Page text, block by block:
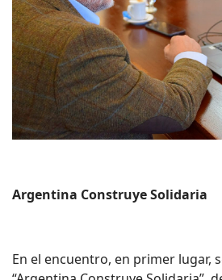
Argentina Construye Solidaria
En el encuentro, en primer lugar,